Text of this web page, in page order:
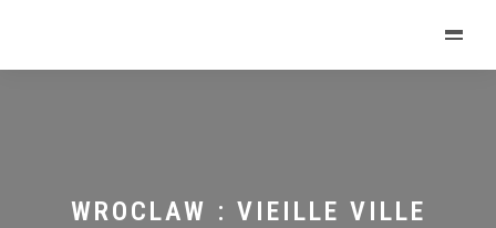
WROCLAW : VIEILLE VILLE